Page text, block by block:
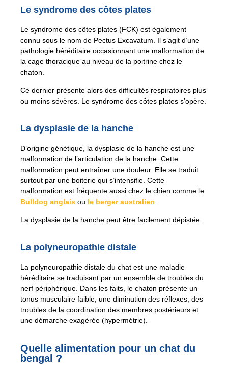
Le syndrome des côtes plates
Le syndrome des côtes plates (FCK) est également
connu sous le nom de Pectus Excavatum. Il s’agit d’une
pathologie héréditaire occasionnant une malformation de
la cage thoracique au niveau de la poitrine chez le
chaton.
Ce dernier présente alors des difficultés respiratoires plus
ou moins sévères. Le syndrome des côtes plates s’opère.
La dysplasie de la hanche
D’origine génétique, la dysplasie de la hanche est une
malformation de l’articulation de la hanche. Cette
malformation peut entraîner une douleur. Elle se traduit
surtout par une boiterie qui s’intensifie. Cette
malformation est fréquente aussi chez le chien comme le
Bulldog anglais ou le berger australien.
La dysplasie de la hanche peut être facilement dépistée.
La polyneuropathie distale
La polyneuropathie distale du chat est une maladie
héréditaire se traduisant par un ensemble de troubles du
nerf périphérique. Dans les faits, le chaton présente un
tonus musculaire faible, une diminution des réflexes, des
troubles de la coordination des membres postérieurs et
une démarche exagérée (hypermétrie).
Quelle alimentation pour un chat du
bengal ?